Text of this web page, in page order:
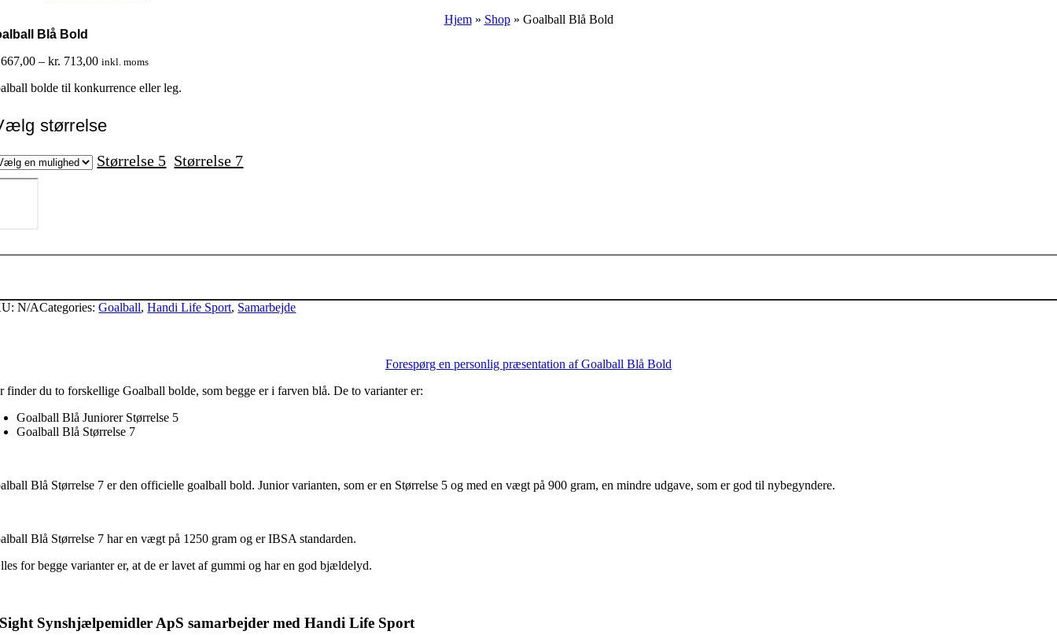
Hjem» Shop» Goalball Blå Bold
Blå Bold
– kr. 713,00Prisinterval:
til
inkl. moms
bolde til konkurrence eller leg.
størrelse
Størrelse 5 Størrelse 7
N/ACategories:Goalball,Handi Life Sport, Samarbejde
Forespørg en personlig præsentation af Goalball Blå Bold
finder du to forskellige Goalball bolde, som begge er i farven blå. De to varianter er:
Goalball Blå Juniorer Størrelse 5
Goalball Blå Størrelse 7
Blå Størrelse 7 er den officielle goalball bold. Junior varianten, som er en Størrelse 5 og med en vægt på 900 gram, en mindre udgave, som er god til nybegyndere.
Blå Størrelse 7 har en vægt på 1250 gram og er IBSA standarden.
for begge varianter er, at de er lavet af gummi og har en god bjældelyd.
Synshjælpemidler ApS samarbejder med Handi Life Sport